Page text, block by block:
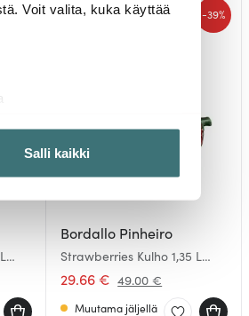
Voit valita, kuka käyttää
alan
tietoja muihin tietoihin, joita
Salli kaikki
-40%
Bordallo Pinheiro
Strawberries Kulho 1,35 L
Punainen
29.66 € 49.00 €
-39%
Muutama jäljellä